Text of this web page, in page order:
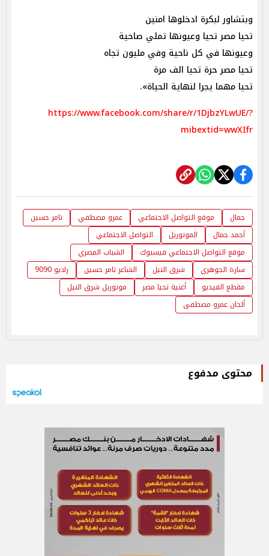
وبتشاور لبكرة ادخلوها امنين
تحيا مصر تحيا وعيونها تملي صاحية
وعيونها في كل ناحية وفي مليون تجاه
تحيا مصر حرة تحيا الف مرة
تحيا مهما يجرا لنهاية الحياة».
https://www.facebook.com/share/r/1DjbzYLwUE/?
mibextid=wwXIfr
جمال موقع التواصل الاجتماعي عمرو مصطفي
تامر حسين
أحمد جمال
المونوريل
التواصل الاجتماعي
موقع التواصل الاجتماعي فيسبوك
الشباب المصري
سارة الجوهري
شرق النيل الشاعر تامر حسين
راديو 9090
مقطع الفيديو
أغنية تحيا مصر
مونوريل شرق النيل
ألحان عمرو مصطفى
محتوى مدفوع